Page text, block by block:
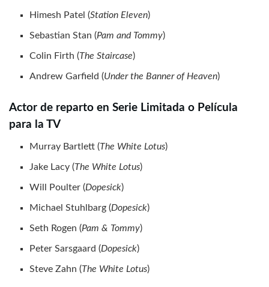
Himesh Patel (Station Eleven)
Sebastian Stan (Pam and Tommy)
Colin Firth (The Staircase)
Andrew Garfield (Under the Banner of Heaven)
Actor de reparto en Serie Limitada o Película
para la TV
Murray Bartlett (The White Lotus)
Jake Lacy (The White Lotus)
Will Poulter (Dopesick)
Michael Stuhlbarg (Dopesick)
Seth Rogen (Pam & Tommy)
Peter Sarsgaard (Dopesick)
Steve Zahn (The White Lotus)